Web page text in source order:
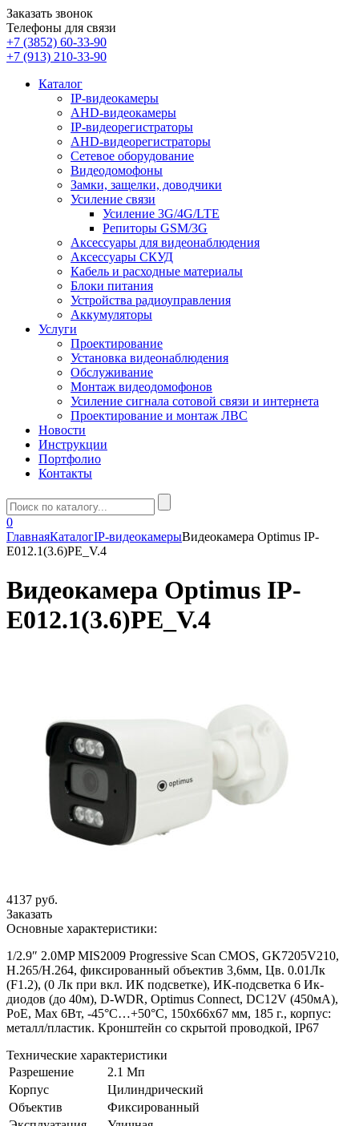
Заказать звонок
Телефоны для связи
+7 (3852) 60-33-90
+7 (913) 210-33-90
Каталог
IP-видеокамеры
AHD-видеокамеры
IP-видеорегистраторы
AHD-видеорегистраторы
Сетевое оборудование
Видеодомофоны
Замки, защелки, доводчики
Усиление связи
Усиление 3G/4G/LTE
Репиторы GSM/3G
Аксессуары для видеонаблюдения
Аксессуары СКУД
Кабель и расходные материалы
Блоки питания
Устройства радиоуправления
Аккумуляторы
Услуги
Проектирование
Установка видеонаблюдения
Обслуживание
Монтаж видеодомофонов
Усиление сигнала сотовой связи и интернета
Проектирование и монтаж ЛВС
Новости
Инструкции
Портфолио
Контакты
0
ГлавнаяКаталогIP-видеокамерыВидеокамера Optimus IP-
E012.1(3.6)PE_V.4
Видеокамера Optimus IP-
E012.1(3.6)PE_V.4
4137 руб.
Заказать
Основные характеристики:
1/2.9″ 2.0MP MIS2009 Progressive Scan CMOS, GK7205V210,
H.265/H.264, фиксированный объектив 3,6мм, Цв. 0.01Лк
(F1.2), (0 Лк при вкл. ИК подсветке), ИК-подсветка 6 Ик-
диодов (до 40м), D-WDR, Optimus Connect, DC12V (450мА),
PoE, Мах 6Вт, -45°С…+50°С, 150х66х67 мм, 185 г., корпус:
металл/пластик. Кронштейн со скрытой проводкой, IP67
Технические характеристики
Разрешение
2.1 Мп
Корпус
Цилиндрический
Объектив
Фиксированный